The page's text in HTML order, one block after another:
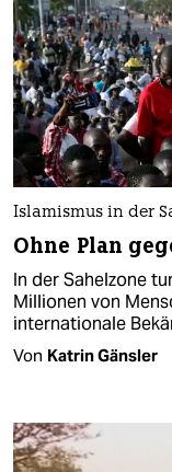
Islamismus in der
Ohne Plan
In der Sahelzone
Millionen von
internationale
Von Katrin Gänsler